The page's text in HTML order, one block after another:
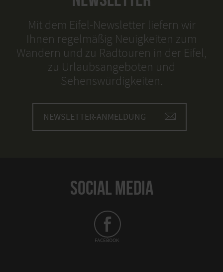
Mit dem Eifel-Newsletter liefern wir
Ihnen regelmäßig Neuigkeiten zum
Wandern und zu Radtouren in der Eifel,
zu Urlaubsangeboten und
Sehenswürdigkeiten.
NEWSLETTER-ANMELDUNG
SOCIAL MEDIA
FACEBOOK